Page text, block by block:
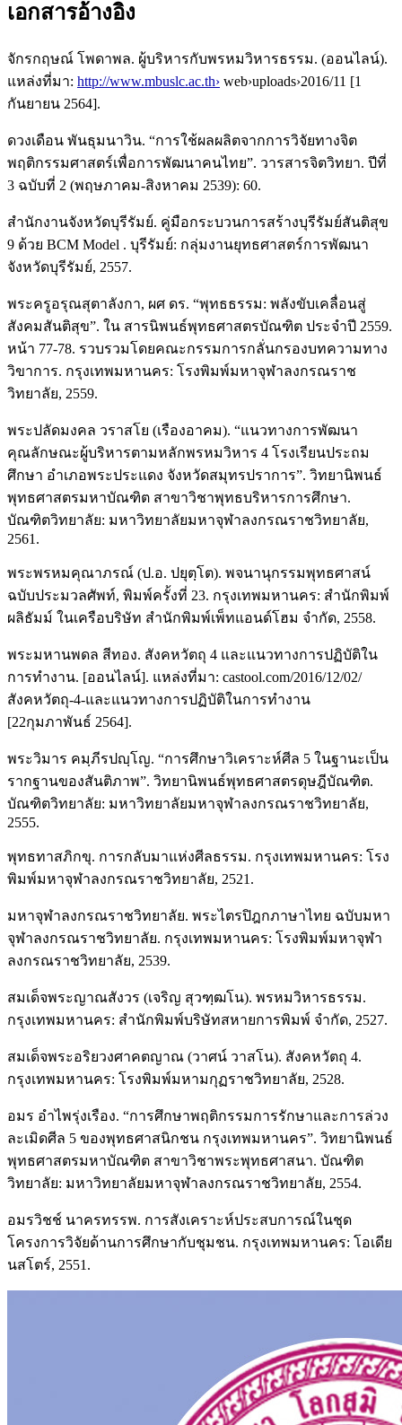
เอกสารอ้างอิง
จักรกฤษณ์ โพดาพล. ผู้บริหารกับพรหมวิหารธรรม. (ออนไลน์).
แหล่งที่มา: http://www.mbuslc.ac.th› web›uploads›2016/11 [1
กันยายน 2564].
ดวงเดือน พันธุมนาวิน. “การใช้ผลผลิตจากการวิจัยทางจิต
พฤติกรรมศาสตร์เพื่อการพัฒนาคนไทย”. วารสารจิตวิทยา. ปีที่
3 ฉบับที่ 2 (พฤษภาคม-สิงหาคม 2539): 60.
สำนักงานจังหวัดบุรีรัมย์. คู่มือกระบวนการสร้างบุรีรัมย์สันติสุข
9 ด้วย BCM Model . บุรีรัมย์: กลุ่มงานยุทธศาสตร์การพัฒนา
จังหวัดบุรีรัมย์, 2557.
พระครูอรุณสุตาลังกา, ผศ ดร. “พุทธธรรม: พลังขับเคลื่อนสู่
สังคมสันติสุข”. ใน สารนิพนธ์พุทธศาสตรบัณฑิต ประจำปี 2559.
หน้า 77-78. รวบรวมโดยคณะกรรมการกลั่นกรองบทความทาง
วิขาการ. กรุงเทพมหานคร: โรงพิมพ์มหาจุฬาลงกรณราช
วิทยาลัย, 2559.
พระปลัดมงคล วราสโย (เรืองอาคม). “แนวทางการพัฒนา
คุณลักษณะผู้บริหารตามหลักพรหมวิหาร 4 โรงเรียนประถม
ศึกษา อำเภอพระประแดง จังหวัดสมุทรปราการ”. วิทยานิพนธ์
พุทธศาสตรมหาบัณฑิต สาขาวิชาพุทธบริหารการศึกษา.
บัณฑิตวิทยาลัย: มหาวิทยาลัยมหาจุฬาลงกรณราชวิทยาลัย,
2561.
พระพรหมคุณาภรณ์ (ป.อ. ปยุตฺโต). พจนานุกรรมพุทธศาสน์
ฉบับประมวลศัพท์, พิมพ์ครั้งที่ 23. กรุงเทพมหานคร: สำนักพิมพ์
ผลิธัมม์ ในเครือบริษัท สำนักพิมพ์เพ็ทแอนด์โฮม จำกัด, 2558.
พระมหานพดล สีทอง. สังคหวัตถุ 4 และแนวทางการปฏิบัติใน
การทำงาน. [ออนไลน์]. แหล่งที่มา: castool.com/2016/12/02/
สังคหวัตถุ-4-และแนวทางการปฏิบัติในการทำงาน
[22กุมภาพันธ์ 2564].
พระวิมาร คมฺภีรปญฺโญ. “การศึกษาวิเคราะห์ศีล 5 ในฐานะเป็น
รากฐานของสันติภาพ”. วิทยานิพนธ์พุทธศาสตรดุษฎีบัณฑิต.
บัณฑิตวิทยาลัย: มหาวิทยาลัยมหาจุฬาลงกรณราชวิทยาลัย,
2555.
พุทธทาสภิกขุ. การกลับมาแห่งศีลธรรม. กรุงเทพมหานคร: โรง
พิมพ์มหาจุฬาลงกรณราชวิทยาลัย, 2521.
มหาจุฬาลงกรณราชวิทยาลัย. พระไตรปิฎกภาษาไทย ฉบับมหา
จุฬาลงกรณราชวิทยาลัย. กรุงเทพมหานคร: โรงพิมพ์มหาจุฬา
ลงกรณราชวิทยาลัย, 2539.
สมเด็จพระญาณสังวร (เจริญ สุวฑฺฒโน). พรหมวิหารธรรม.
กรุงเทพมหานคร: สำนักพิมพ์บริษัทสหายการพิมพ์ จำกัด, 2527.
สมเด็จพระอริยวงศาคตญาณ (วาศน์ วาสโน). สังคหวัตถุ 4.
กรุงเทพมหานคร: โรงพิมพ์มหามกุฏราชวิทยาลัย, 2528.
อมร อำไพรุ่งเรือง. “การศึกษาพฤติกรรมการรักษาและการล่วง
ละเมิดศีล 5 ของพุทธศาสนิกชน กรุงเทพมหานคร”. วิทยานิพนธ์
พุทธศาสตรมหาบัณฑิต สาขาวิชาพระพุทธศาสนา. บัณฑิต
วิทยาลัย: มหาวิทยาลัยมหาจุฬาลงกรณราชวิทยาลัย, 2554.
อมรวิชช์ นาครทรรพ. การสังเคราะห์ประสบการณ์ในชุด
โครงการวิจัยด้านการศึกษากับชุมชน. กรุงเทพมหานคร: โอเดีย
นสโตร์, 2551.